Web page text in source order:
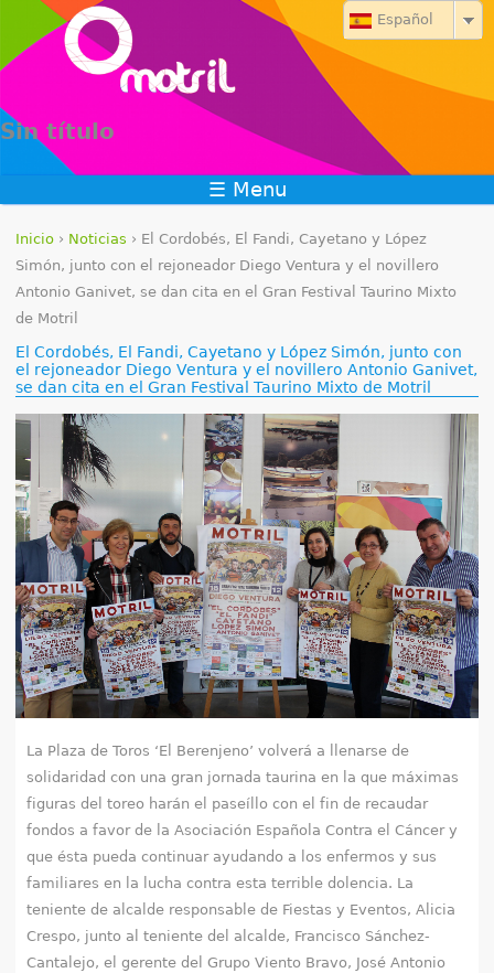
Jump to navigation
Sin título
Español
☰ Menu
S
e
e
n
u
e
n
t
r
a
u
s
t
e
d
a
Inicio › Noticias › El Cordobés, El Fandi, Cayetano y López
Simón, junto con el rejoneador Diego Ventura y el novillero
Antonio Ganivet, se dan cita en el Gran Festival Taurino Mixto
de Motril
El Cordobés, El Fandi, Cayetano y López Simón, junto con
el rejoneador Diego Ventura y el novillero Antonio Ganivet,
se dan cita en el Gran Festival Taurino Mixto de Motril
La Plaza de Toros ‘El Berenjeno’ volverá a llenarse de
solidaridad con una gran jornada taurina en la que máximas
figuras del toreo harán el paseíllo con el fin de recaudar
fondos a favor de la Asociación Española Contra el Cáncer y
que ésta pueda continuar ayudando a los enfermos y sus
familiares en la lucha contra esta terrible dolencia. La
teniente de alcalde responsable de Fiestas y Eventos, Alicia
Crespo, junto al teniente del alcalde, Francisco Sánchez-
Cantalejo, el gerente del Grupo Viento Bravo, José Antonio